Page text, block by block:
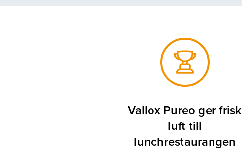
Vallox Pureo ger frisk
luft till
lunchrestaurangen